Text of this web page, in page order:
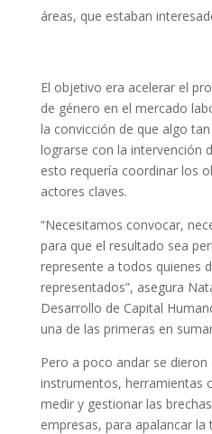
áreas, que estaban
El objetivo era acelerar el
de género en el mercado
la convicción de que algo
lograrse con la intervención
esto requería coordinar los
actores claves.
“Necesitamos convocar,
para que el resultado sea
represente a todos quienes
representados”, asegura
Desarrollo de Capital
una de las primeras en
Pero a poco andar se
instrumentos, herramientas
medir y gestionar las
empresas, para apalancar